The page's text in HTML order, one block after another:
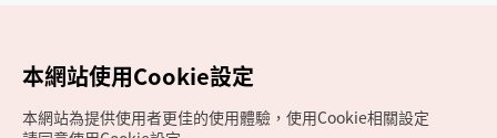
本網站使用Cookie設定
本網站為提供使用者更佳的使用體驗，使用Cookie相關設定